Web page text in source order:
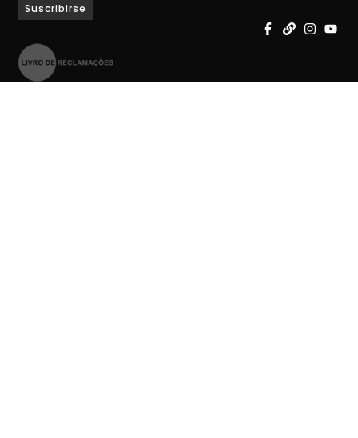
Suscribirse